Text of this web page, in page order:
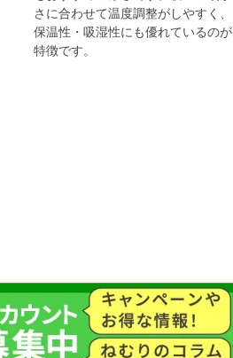
さに合わせて温度調整がしやすく、
保温性・吸湿性にも優れているのが
特徴です。